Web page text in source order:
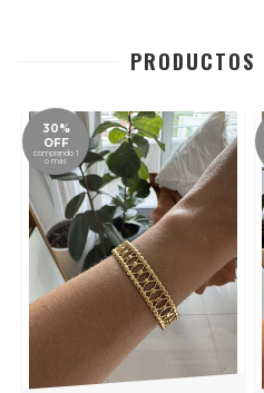
30%
OFF
comprando 1
o más